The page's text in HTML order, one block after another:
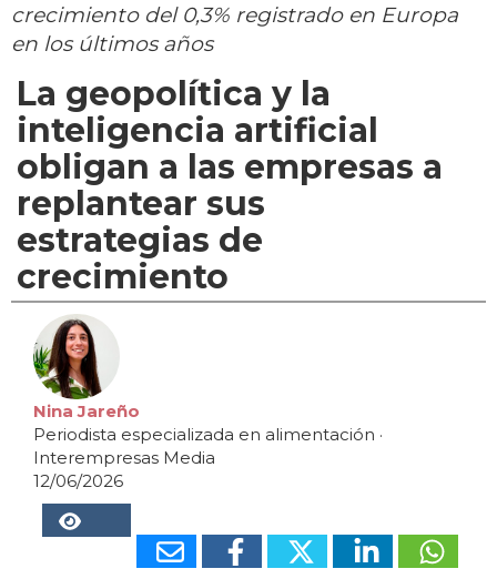
crecimiento del 0,3% registrado en Europa
en los últimos años
La geopolítica y la
inteligencia artificial
obligan a las empresas a
replantear sus
estrategias de
crecimiento
Nina Jareño
Periodista especializada en alimentación ·
Interempresas Media
12/06/2026